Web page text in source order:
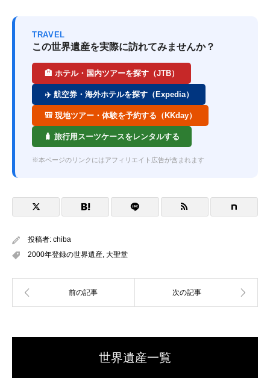
TRAVEL
この世界遺産を実際に訪れてみませんか？
🏨 ホテル・国内ツアーを探す（JTB）
✈️ 航空券・海外ホテルを探す（Expedia）
🎒 現地ツアー・体験を予約する（KKday）
🧳 旅行用スーツケースをレンタルする
※本ページのリンクにはアフィリエイト広告が含まれます
投稿者: chiba
2000年登録の世界遺産, 大聖堂
世界遺産一覧